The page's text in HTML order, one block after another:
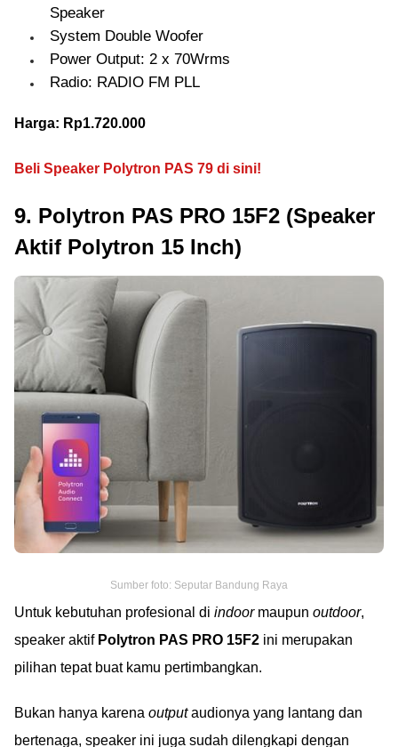
Speaker
System Double Woofer
Power Output: 2 x 70Wrms
Radio: RADIO FM PLL
Harga: Rp1.720.000
Beli Speaker Polytron PAS 79 di sini!
9. Polytron PAS PRO 15F2 (Speaker
Aktif Polytron 15 Inch)
Sumber foto: Seputar Bandung Raya
Untuk kebutuhan profesional di indoormaupun outdoor,
speaker aktif Polytron PAS PRO 15F2 ini merupakan
pilihan tepat buat kamu pertimbangkan.
Bukan hanya karena outputaudionya yang lantang dan
bertenaga, speaker ini juga sudah dilengkapi dengan